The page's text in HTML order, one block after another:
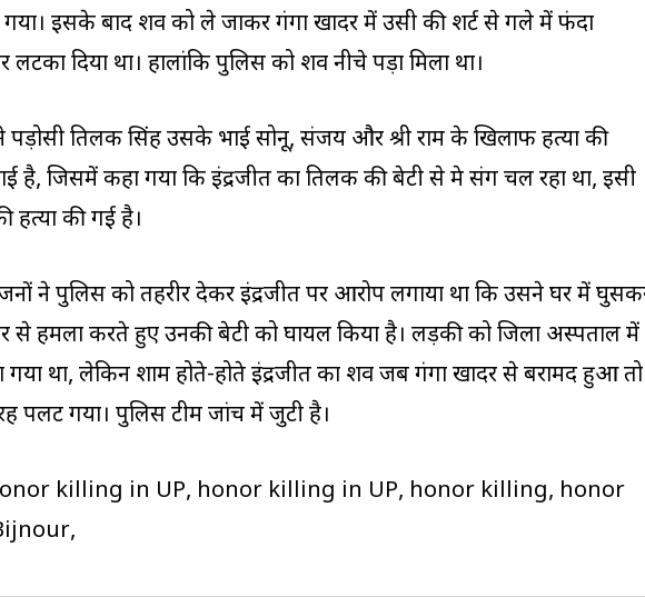
गया। इसके बाद शव को ले जाकर गंगा खादर में उसी की शर्ट से गले में फंदा
दिया था। हालांकि पुलिस को शव नीचे पड़ा मिला था।
पड़ोसी तिलक सिंह उसके भाई सोनू, संजय और श्री राम के खिलाफ हत्या की
है, जिसमें कहा गया कि इंद्रजीत का तिलक की बेटी से प्रेम प्रसंग चल रहा था, इसी
की गई है।
ने पुलिस को तहरीर देकर इंद्रजीत पर आरोप लगाया था कि उसने घर में
से हमला करते हुए उनकी बेटी को घायल किया है। लड़की को जिला अस्पताल में
गया था, लेकिन शाम होते-होते इंद्रजीत का शव जब गंगा खादर से बरामद हुआ तो
पलट गया। पुलिस टीम जांच में जुटी है।
killing in UP, honor killing in UP, honor killing, honor